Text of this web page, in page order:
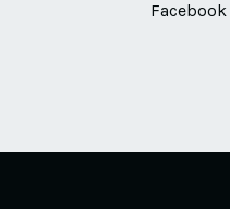
Facebook